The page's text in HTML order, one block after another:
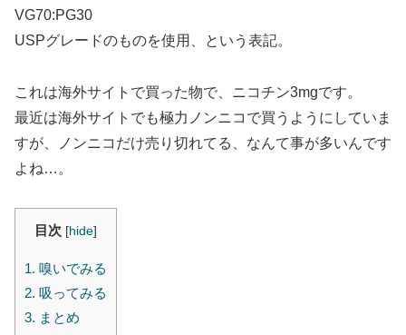
VG70:PG30
USPグレードのものを使用、という表記。
これは海外サイトで買った物で、ニコチン3mgです。
最近は海外サイトでも極力ノンニコで買うようにしていま
すが、ノンニコだけ売り切れてる、なんて事が多いんです
よね…。
目次 [hide]
1. 嗅いでみる
2. 吸ってみる
3. まとめ